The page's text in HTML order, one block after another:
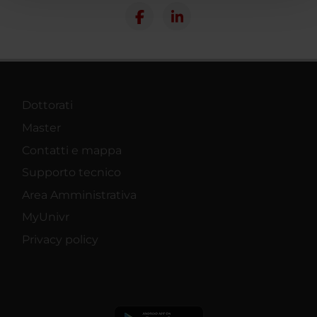
con altre informazioni che hai fornito loro o che hanno
Dottorati
Master
Contatti e mappa
Supporto tecnico
Area Amministrativa
MyUnivr
Privacy policy